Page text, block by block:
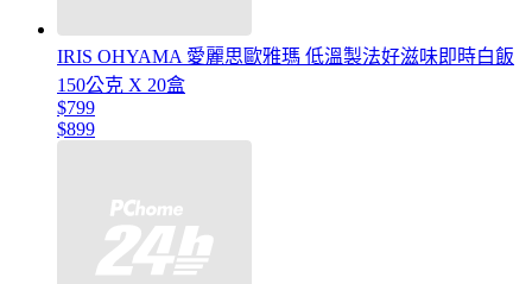
IRIS OHYAMA 愛麗思歐雅瑪 低溫製法好滋味即時白飯
150公克 X 20盒
$799
$899